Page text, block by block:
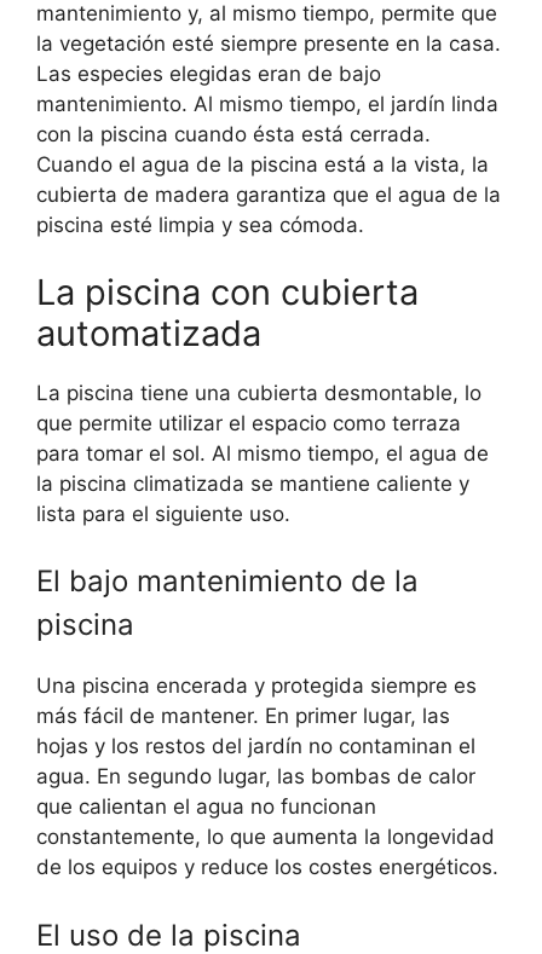
mantenimiento y, al mismo tiempo, permite que
la vegetación esté siempre presente en la casa.
Las especies elegidas eran de bajo
mantenimiento. Al mismo tiempo, el jardín linda
con la piscina cuando ésta está cerrada.
Cuando el agua de la piscina está a la vista, la
cubierta de madera garantiza que el agua de la
piscina esté limpia y sea cómoda.
La piscina con cubierta
automatizada
La piscina tiene una cubierta desmontable, lo
que permite utilizar el espacio como terraza
para tomar el sol. Al mismo tiempo, el agua de
la piscina climatizada se mantiene caliente y
lista para el siguiente uso.
El bajo mantenimiento de la
piscina
Una piscina encerada y protegida siempre es
más fácil de mantener. En primer lugar, las
hojas y los restos del jardín no contaminan el
agua. En segundo lugar, las bombas de calor
que calientan el agua no funcionan
constantemente, lo que aumenta la longevidad
de los equipos y reduce los costes energéticos.
El uso de la piscina